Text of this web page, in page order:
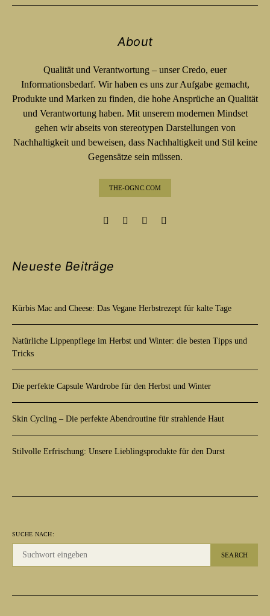
About
Qualität und Verantwortung – unser Credo, euer
Informationsbedarf. Wir haben es uns zur Aufgabe gemacht,
Produkte und Marken zu finden, die hohe Ansprüche an Qualität
und Verantwortung haben. Mit unserem modernen Mindset
gehen wir abseits von stereotypen Darstellungen von
Nachhaltigkeit und beweisen, dass Nachhaltigkeit und Stil keine
Gegensätze sein müssen.
THE-OGNC.COM
Neueste Beiträge
Kürbis Mac and Cheese: Das Vegane Herbstrezept für kalte Tage
Natürliche Lippenpflege im Herbst und Winter: die besten Tipps und
Tricks
Die perfekte Capsule Wardrobe für den Herbst und Winter
Skin Cycling – Die perfekte Abendroutine für strahlende Haut
Stilvolle Erfrischung: Unsere Lieblingsprodukte für den Durst
SUCHE NACH:
SEARCH